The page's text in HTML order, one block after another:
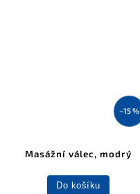
–15 %
Masážní válec, modrý
Do košíku